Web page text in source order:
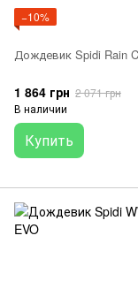
−10%
Дождевик Spidi Rain
1 864 грн 2 071 грн
В наличии
Купить